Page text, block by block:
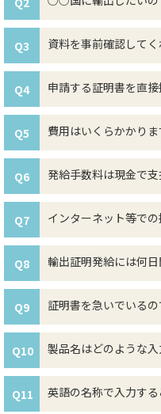
Q3 資料を事前確認して
Q4 申請する証明書を直
Q5 費用はいくらかかりま
Q6 発給手数料は現金で
Q7 インターネット等で
Q8 輸出証明発給には何
Q9 証明書を急いでいる
Q10 製品名はどのような
Q11 英語の名称で入力す